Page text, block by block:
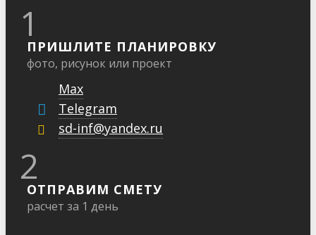
1
ПРИШЛИТЕ ПЛАНИРОВКУ
фото, рисунок или проект
Max
Telegram
sd-inf@yandex.ru
2
ОТПРАВИМ СМЕТУ
расчет за 1 день